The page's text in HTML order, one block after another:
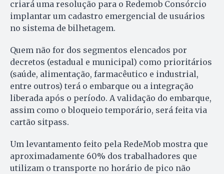
criará uma resolução para o Redemob Consórcio
implantar um cadastro emergencial de usuários
no sistema de bilhetagem.
Quem não for dos segmentos elencados por
decretos (estadual e municipal) como prioritários
(saúde, alimentação, farmacêutico e industrial,
entre outros) terá o embarque ou a integração
liberada após o período. A validação do embarque,
assim como o bloqueio temporário, será feita via
cartão sitpass.
Um levantamento feito pela RedeMob mostra que
aproximadamente 60% dos trabalhadores que
utilizam o transporte no horário de pico não